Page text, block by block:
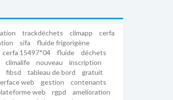
trackdéchets climapp
cerfa
sifa
fluide frigorigène
cerfa 15497*04 fluide
déchets
climalife nouveau
inscription
fibsd tableau de bord
gratuit
web gestion
contenants
web rgpd
amelioration